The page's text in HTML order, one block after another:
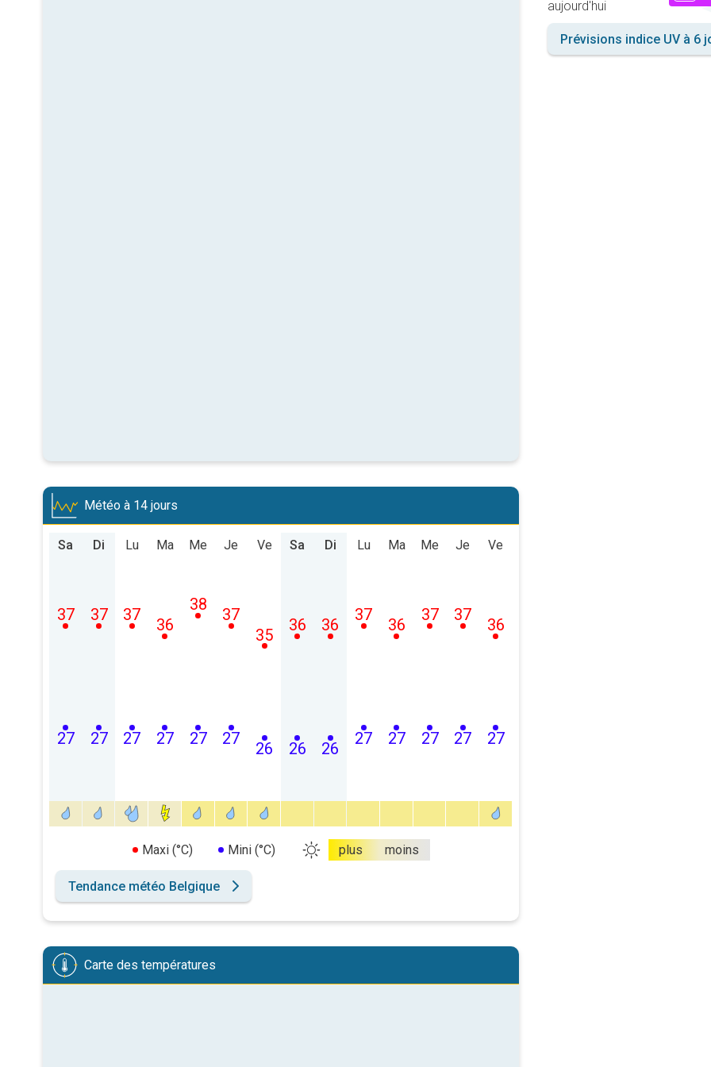
Météo à 14 jours
Sa
27
37
Di
27
37
Lu
27
37
Ma
27
36
Me
27
38
Je
27
37
Ve
26
35
Sa
26
36
Di
26
36
Lu
27
37
Ma
27
36
Me
27
37
Je
27
37
Ve
27
36
Maxi (°C) Mini (°C) plus moins
Tendance météo Belgique
Carte des températures
aujourd'hui
Prévisions indice UV à 6